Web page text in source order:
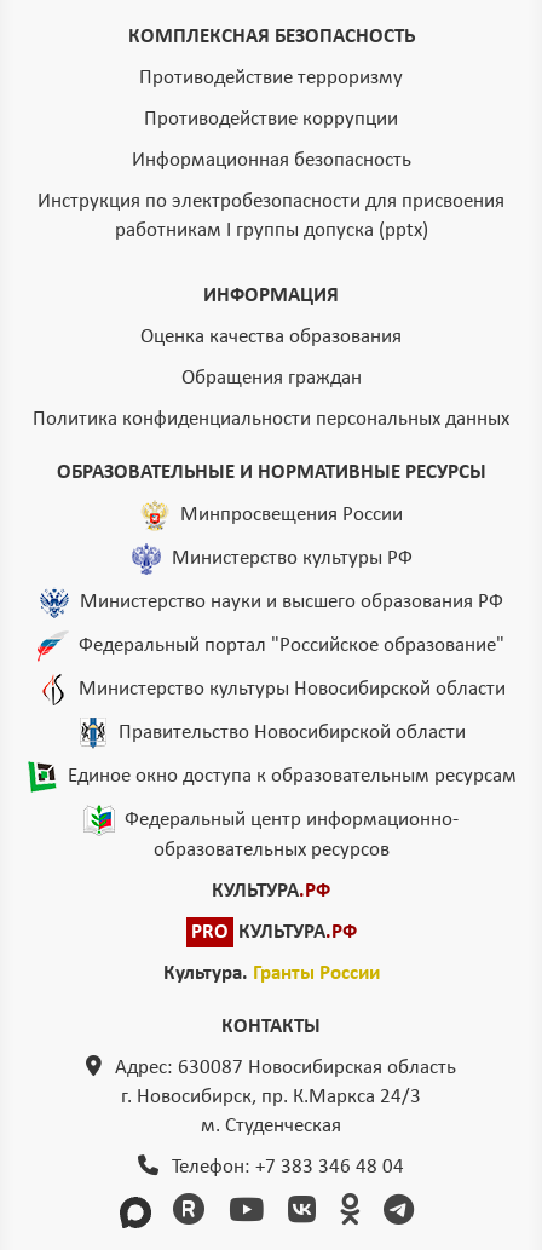
КОМПЛЕКСНАЯ БЕЗОПАСНОСТЬ
Противодействие терроризму
Противодействие коррупции
Информационная безопасность
Инструкция по электробезопасности для присвоения
работникам I группы допуска (pptx)
ИНФОРМАЦИЯ
Оценка качества образования
Обращения граждан
Политика конфиденциальности персональных данных
ОБРАЗОВАТЕЛЬНЫЕ И НОРМАТИВНЫЕ РЕСУРСЫ
Минпросвещения России
Министерство культуры РФ
Министерство науки и высшего образования РФ
Федеральный портал "Российское образование"
Министерство культуры Новосибирской области
Правительство Новосибирской области
Единое окно доступа к образовательным ресурсам
Федеральный центр информационно-
образовательных ресурсов
КУЛЬТУРА.РФ
PRO
КУЛЬТУРА.РФ
Культура. Гранты России
КОНТАКТЫ
Адрес: 630087 Новосибирская область
г. Новосибирск, пр. К.Маркса 24/3
м. Студенческая
Телефон: +7 383 346 48 04